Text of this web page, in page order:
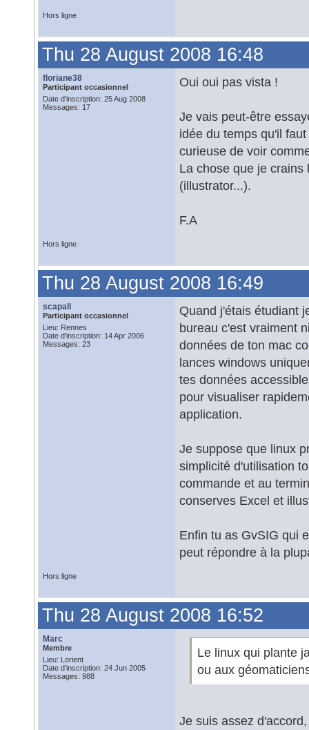
Hors ligne
Thu 28 August 2008 16:48
floriane38
Participant occasionnel
Date d'inscription: 25 Aug 2008
Messages: 17
Oui oui pas vista !
Je vais peut-être
idée du temps qu'il
curieuse de voir
La chose que je
(illustrator...).
F.A
Hors ligne
Thu 28 August 2008 16:49
scapall
Participant occasionnel
Lieu: Rennes
Date d'inscription: 14 Apr 2006
Messages: 23
Quand j'étais étudiant
bureau c'est vraiment
données de ton mac
lances windows
tes données
pour visualiser
application.
Je suppose que linux
simplicité d'utilisation
commande et au
conserves Excel et
Enfin tu as GvSIG qui
peut répondre à la
Hors ligne
Thu 28 August 2008 16:52
Marc
Membre
Lieu: Lorient
Date d'inscription: 24 Jun 2005
Messages: 988
Le linux qui plante
ou aux
Je suis assez